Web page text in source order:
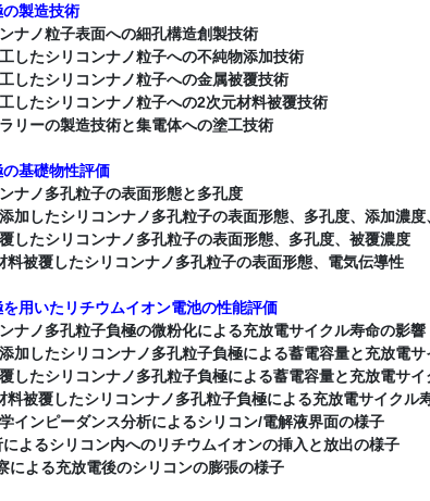
製造技術
ナノ粒子表面への細孔構造創製技術
したシリコンナノ粒子への不純物添加技術
したシリコンナノ粒子への金属被覆技術
したシリコンナノ粒子への2次元材料被覆技術
リーの製造技術と集電体への塗工技術
基礎物性評価
ナノ多孔粒子の表面形態と多孔度
加したシリコンナノ多孔粒子の表面形態、多孔度、添加濃度
したシリコンナノ多孔粒子の表面形態、多孔度、被覆濃度
被覆したシリコンナノ多孔粒子の表面形態、電気伝導性
用いたリチウムイオン電池の性能評価
ナノ多孔粒子負極の微粉化による充放電サイクル寿命の影響
加したシリコンナノ多孔粒子負極による蓄電容量と充放電サ
したシリコンナノ多孔粒子負極による蓄電容量と充放電サイ
被覆したシリコンナノ多孔粒子負極による充放電サイクル
インピーダンス分析によるシリコン/電解液界面の様子
よるシリコン内へのリチウムイオンの挿入と放出の様子
による充放電後のシリコンの膨張の様子